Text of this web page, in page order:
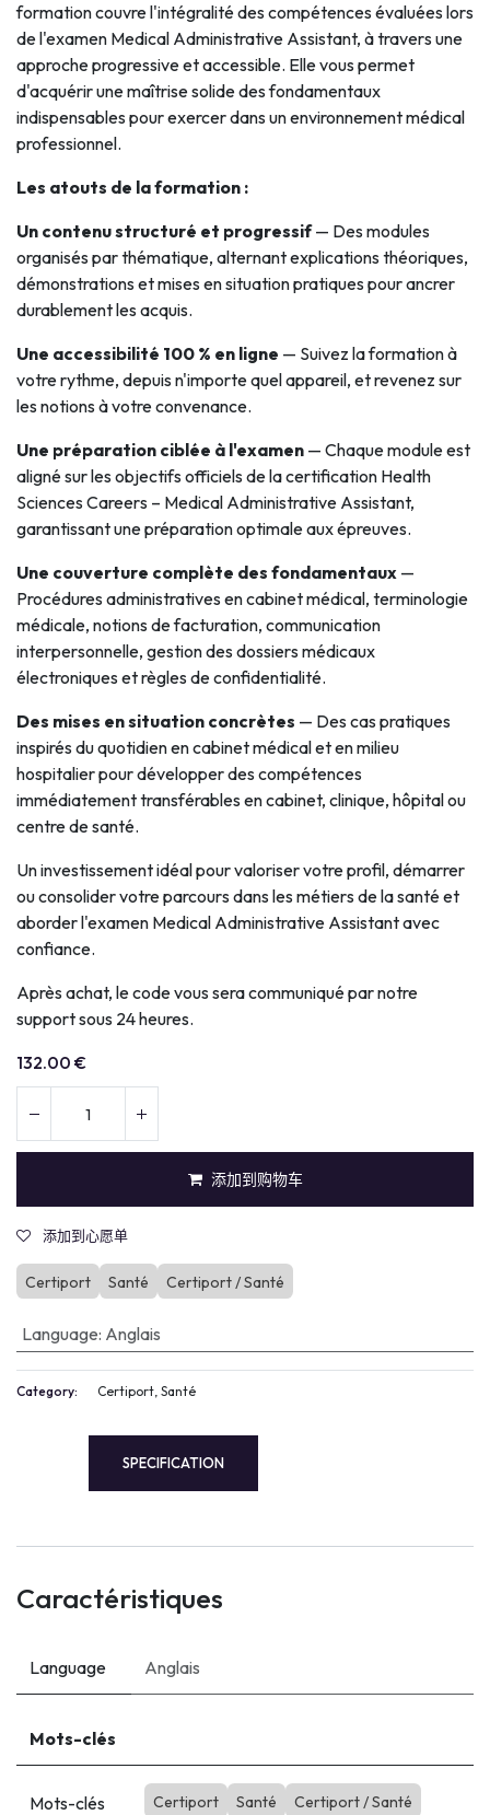
formation couvre l'intégralité des compétences évaluées lors
de l'examen Medical Administrative Assistant, à travers une
approche progressive et accessible. Elle vous permet
d'acquérir une maîtrise solide des fondamentaux
indispensables pour exercer dans un environnement médical
professionnel.
Les atouts de la formation :
Un contenu structuré et progressif— Des modules
organisés par thématique, alternant explications théoriques,
démonstrations et mises en situation pratiques pour ancrer
durablement les acquis.
Une accessibilité 100 % en ligne — Suivez la formation à
votre rythme, depuis n'importe quel appareil, et revenez sur
les notions à votre convenance.
Une préparation ciblée à l'examen — Chaque module est
aligné sur les objectifs officiels de la certification Health
Sciences Careers – Medical Administrative Assistant,
garantissant une préparation optimale aux épreuves.
Une couverture complète des fondamentaux —
Procédures administratives en cabinet médical, terminologie
médicale, notions de facturation, communication
interpersonnelle, gestion des dossiers médicaux
électroniques et règles de confidentialité.
Des mises en situation concrètes — Des cas pratiques
inspirés du quotidien en cabinet médical et en milieu
hospitalier pour développer des compétences
immédiatement transférables en cabinet, clinique, hôpital ou
centre de santé.
Un investissement idéal pour valoriser votre profil, démarrer
ou consolider votre parcours dans les métiers de la santé et
aborder l'examen Medical Administrative Assistant avec
confiance.
Après achat, le code vous sera communiqué par notre
support sous 24 heures.
132.00 €
添加到购物车
添加到心愿单
Certiport Santé Certiport / Santé
Language: Anglais
Category: Certiport, Santé
SPECIFICATION
Caractéristiques
Language Anglais
Mots-clés
Mots-clés Certiport Santé Certiport / Santé